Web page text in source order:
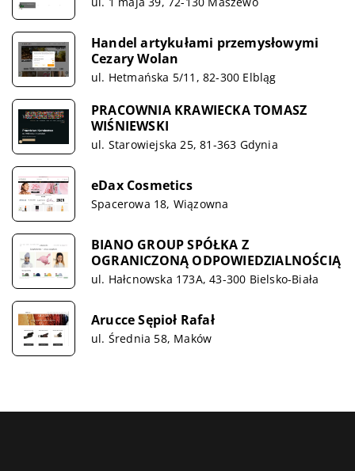
Handel artykułami przemysłowymi
Cezary Wolan
ul. Hetmańska 5/11, 82-300 Elbląg
PRACOWNIA KRAWIECKA TOMASZ
WIŚNIEWSKI
ul. Starowiejska 25, 81-363 Gdynia
eDax Cosmetics
Spacerowa 18, Wiązowna
BIANO GROUP SPÓŁKA Z
OGRANICZONĄ ODPOWIEDZIALNOŚCIĄ
ul. Hałcnowska 173A, 43-300 Bielsko-Biała
Arucce Sępioł Rafał
ul. Średnia 58, Maków